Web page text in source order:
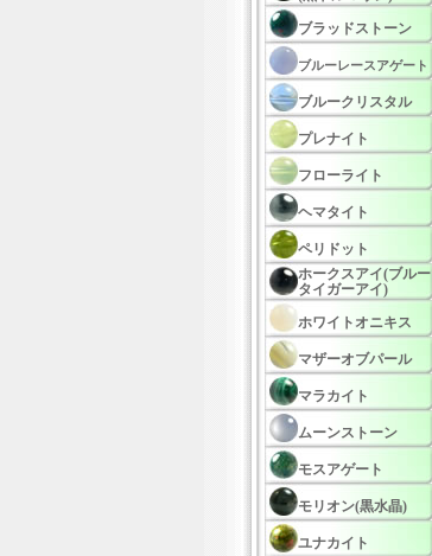
ブラッドストーン
ブルーレースアゲート
ブルークリスタル
プレナイト
フローライト
ヘマタイト
ペリドット
ホークスアイ(ブルー
タイガーアイ)
ホワイトオニキス
マザーオブパール
マラカイト
ムーンストーン
モスアゲート
モリオン(黒水晶)
ユナカイト